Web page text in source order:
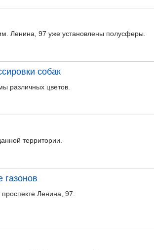
Ленина, 97 уже установлены полусферы.
собак
различных цветов.
территории.
газонов
Ленина, 97.